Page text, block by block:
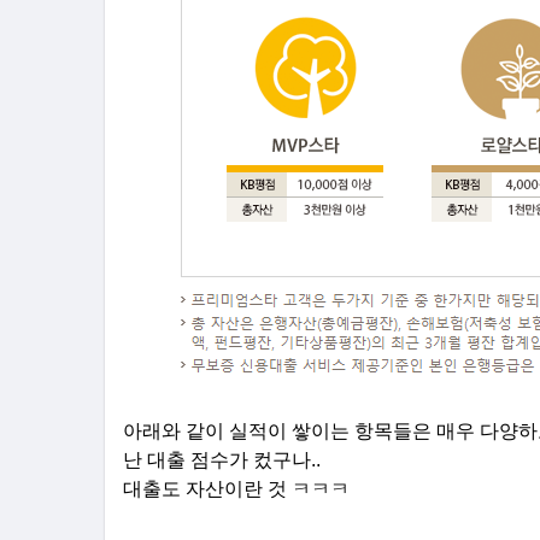
아래와 같이 실적이 쌓이는 항목들은 매우 다양
난 대출 점수가 컸구나..
대출도 자산이란 것 ㅋㅋㅋ